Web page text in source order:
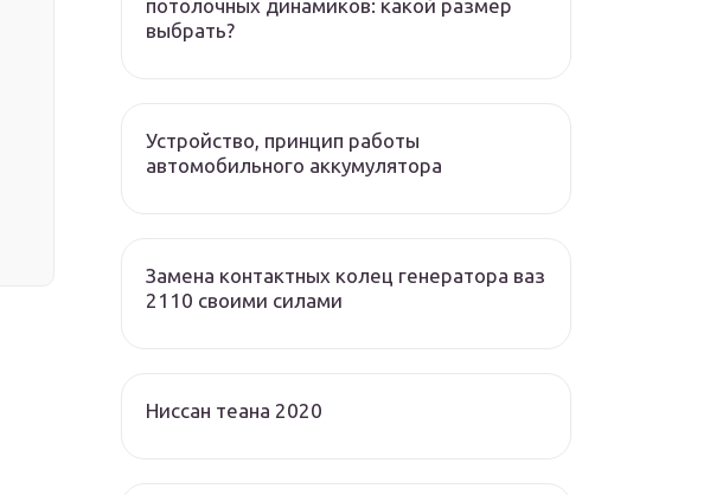
потолочных динамиков: какой размер
выбрать?
Устройство, принцип работы
автомобильного аккумулятора
Замена контактных колец генератора ваз
2110 своими силами
Ниссан теана 2020